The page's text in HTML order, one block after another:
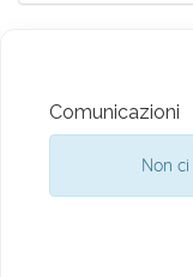
Comunicazioni
Non